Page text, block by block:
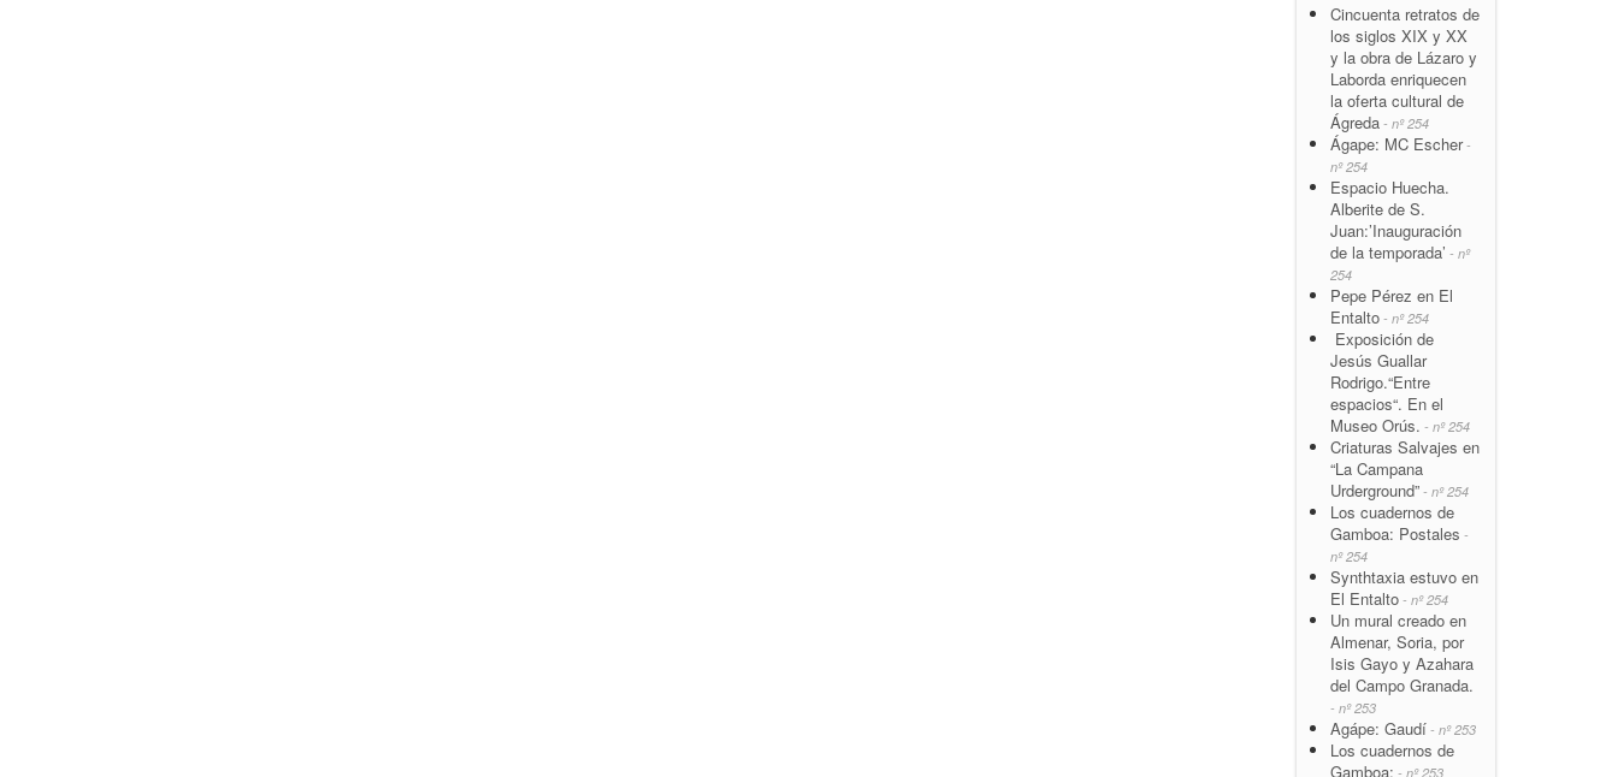
Cincuenta retratos de
los siglos XIX y XX
y la obra de Lázaro y
Laborda enriquecen
la oferta cultural de
Ágreda - nº 254
Ágape: MC Escher-
nº 254
Espacio Huecha.
Alberite de S.
Juan:’Inauguración
de la temporada’ - nº
254
Pepe Pérez en El
Entalto - nº 254
Exposición de
Jesús Guallar
Rodrigo.“Entre
espacios“. En el
Museo Orús. - nº 254
Criaturas Salvajes en
“La Campana
Urderground” - nº 254
Los cuadernos de
Gamboa: Postales -
nº 254
Synthtaxia estuvo en
El Entalto - nº 254
Un mural creado en
Almenar, Soria, por
Isis Gayo y Azahara
del Campo Granada.
- nº 253
Agápe: Gaudí - nº 253
Los cuadernos de
Gamboa: - nº 253